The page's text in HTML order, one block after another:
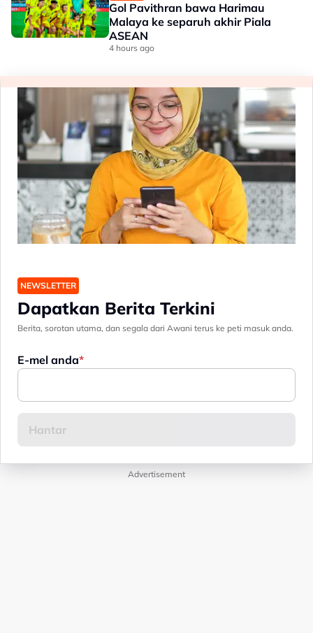
Gol Pavithran bawa Harimau
Malaya ke separuh akhir Piala
ASEAN
4 hours ago
NEWSLETTER
Dapatkan Berita Terkini
Berita, sorotan utama, dan segala dari Awani terus ke peti masuk anda.
E-mel anda
Advertisement